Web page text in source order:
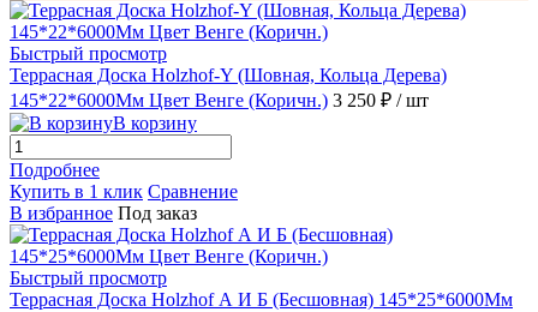
Быстрый просмотр
Террасная Доска Holzhof-Y (Шовная, Кольца Дерева)
145*22*6000Мм Цвет Венге (Коричн.) 3 250 ₽ / шт
В корзину
Подробнее
Купить в 1 клик Сравнение
В избранное Под заказ
Быстрый просмотр
Террасная Доска Holzhof А И Б (Бесшовная) 145*25*6000Мм